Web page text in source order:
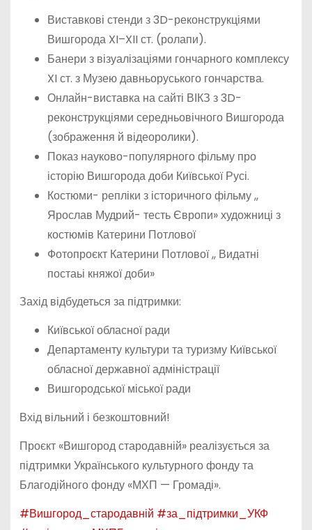
Виставкові стенди з 3D-реконструкціями
Вишгорода XI–XII ст. (ролапи).
Банери з візуалізаціями гончарного комплексу
XI ст. з Музею давньоруського гончарства.
Онлайн-виставка на сайті ВІКЗ з 3D-
реконструкціями середньовічного Вишгорода
(зображення й відеоролики).
Показ науково-популярного фільму про
історію Вишгорода доби Київської Русі.
Костюми- репліки з історичного фільму ,,
Ярослав Мудрий- тесть Європи» художниці з
костюмів Катерини Потлової
Фотопроєкт Катерини Потлової ,, Видатні
постаьі княжої доби»
Захід відбудеться за підтримки:
Київської обласної ради
Департаменту культури та туризму Київської
обласної державної адміністрації
Вишгородської міської ради
Вхід вільний і безкоштовний!
Проєкт «Вишгород стародавній» реалізується за
підтримки Українського культурного фонду та
Благодійного фонду «МХП — Громаді».
#Вишгород_стародавній #за_підтримки_УКФ